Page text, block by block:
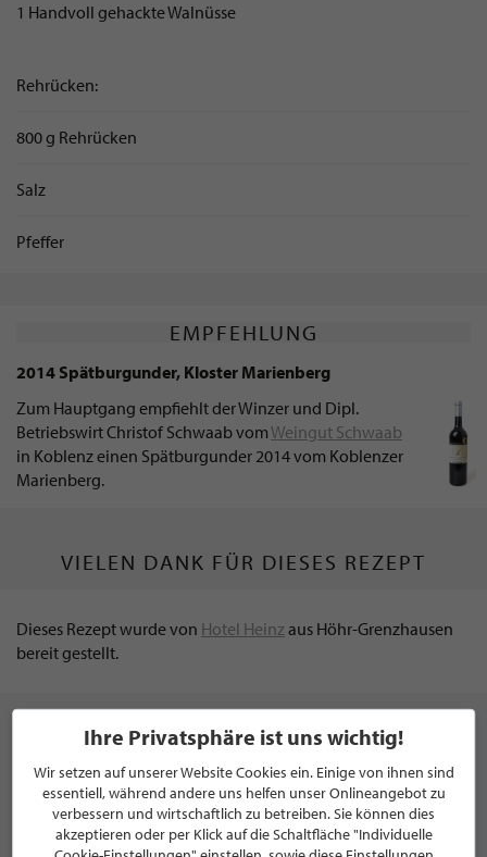
1 Handvoll gehackte Walnüsse
Rehrücken:
800 g Rehrücken
Salz
Pfeffer
EMPFEHLUNG
2014 Spätburgunder, Kloster Marienberg
Zum Hauptgang empfiehlt der Winzer und Dipl.
Betriebswirt Christof Schwaab vomWeingut Schwaab
in Koblenz einen Spätburgunder 2014 vom Koblenzer
Marienberg.
VIELEN DANK FÜR DIESES REZEPT
Dieses Rezept wurde von Hotel Heinz aus Höhr-Grenzhausen
bereit gestellt.
HINTERLASSEN SIE IHREN KOMMENTAR
Ihre Privatsphäre ist uns wichtig!
Wir setzen auf unserer Website Cookies ein. Einige von ihnen sind
essentiell, während andere uns helfen unser Onlineangebot zu
verbessern und wirtschaftlich zu betreiben. Sie können dies
akzeptieren oder per Klick auf die Schaltfläche "Individuelle